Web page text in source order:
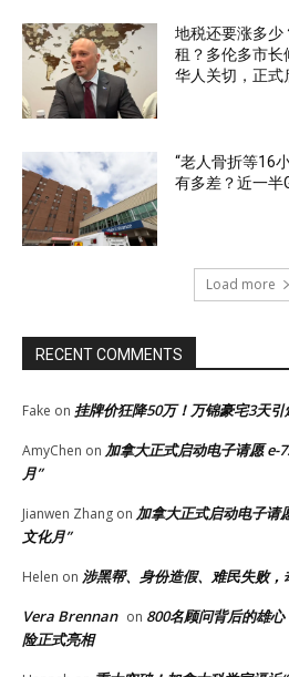
地税还要涨多少
租？多伦多市
华人关切，正式
“老人骨折等16
有多差？近一半
Load more
RECENT COMMENTS
Fake on 挂牌价狂降50万！万锦豪宅3天
AmyChen on 加拿大正式启动电子请愿 e-
月”
Jianwen Zhang on 加拿大正式启动电子请
文化月”
Helen on 涉黑帮、身份造假、难民失败
Vera Brennan on 800名顾问背后的雄
险正式亮相